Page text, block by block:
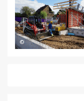
©